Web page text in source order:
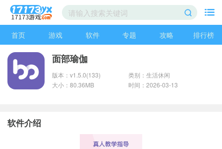
首页 游戏 软件 专题 攻略 排行榜
面部瑜伽
版本：v1.5.0(133)
类别：生活休闲
大小：80.36MB
时间：2026-03-13
软件介绍